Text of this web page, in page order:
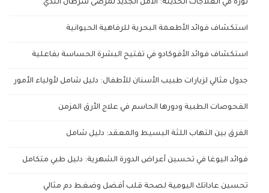
ثورة في العلاجات الحديثة: الأمل الجديد لمرضى سرطان الثدي
استكشاف فوائد الأطعمة البحرية للرفاهية الحيوانية
استكشاف فوائد الأفوكادو في تفتيح البشرة الحساسة بفاعلية
جدول مثالي لزيارات طبيب الأسنان للأطفال: دليل شامل لأولياء الأمور
الفحوصات الطبية ودورها الحاسم في علاج الأرق المزمن
الفرق بين التهاب اللثة البسيط والمعقد: دليل شامل
فوائد اليوغا في تحسين أعراض الدورة الشهرية: دليل طبي متكامل
تحسين عاداتك اليومية لصحة قلب أفضل وضغط دم مثالي